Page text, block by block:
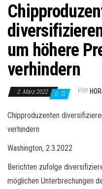
um höhere
verhindern
2. März 2022 0 Von
Chipproduzenten
verhindern
Washington, 2.3.2022
Berichten zufolge
möglichen Unterbrechungen